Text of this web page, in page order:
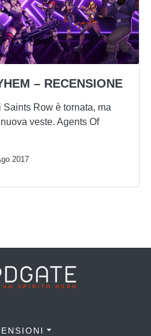
– RECENSIONE
Row è tornata, ma
veste. Agents Of
2017